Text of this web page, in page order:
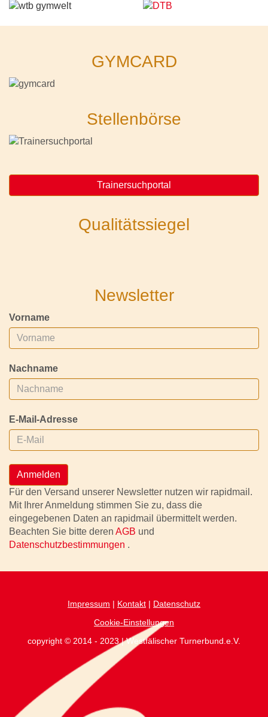
GYMCARD
Stellenbörse
Trainersuchportal
Qualitätssiegel
Newsletter
Vorname
Nachname
E-Mail-Adresse
Anmelden
Für den Versand unserer Newsletter nutzen wir rapidmail.
Mit Ihrer Anmeldung stimmen Sie zu, dass die
eingegebenen Daten an rapidmail übermittelt werden.
Beachten Sie bitte deren AGB und
Datenschutzbestimmungen .
Impressum | Kontakt | Datenschutz
Cookie-Einstellungen
copyright © 2014 - 2023 | Westfälischer Turnerbund.e.V.